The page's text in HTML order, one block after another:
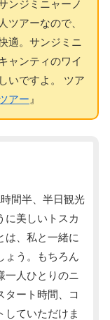
ンジミニャーノ
ツアーなので、
適。サンジミニ
ャンティのワイ
いですよ。 ツア
アー 』
間半、半日観光
に美しいトスカ
は、私と一緒に
ょう。もちろん
一人ひとりのニ
タート時間、コ
していただけま